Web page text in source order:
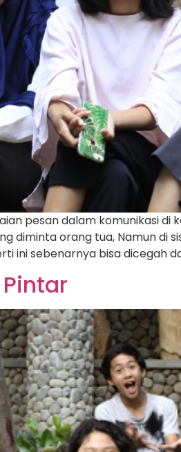
pesan dalam komunikasi di
diminta orang tua, Namun di
ini sebenarnya bisa dicegah